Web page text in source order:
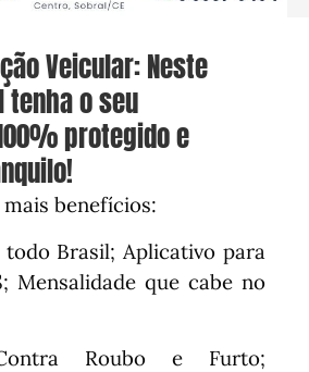
Veicular: Neste
tenha o seu
protegido e
benefícios:
Brasil; Aplicativo para
Mensalidade que cabe no
Roubo e Furto;